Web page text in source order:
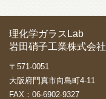
理化学ガラスLab
岩田硝子工業株式会社
〒571-0051
大阪府門真市向島町4-11
FAX：06-6902-9327